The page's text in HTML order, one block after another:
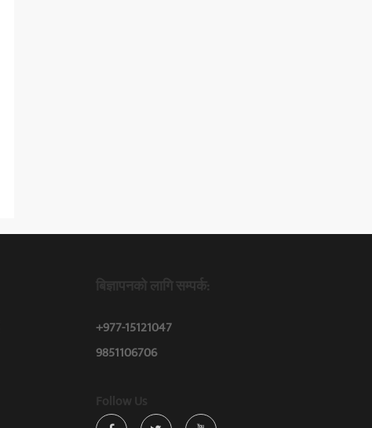
बिज्ञापनको लागि सम्पर्क:
+977-15121047
9851106706
Follow Us